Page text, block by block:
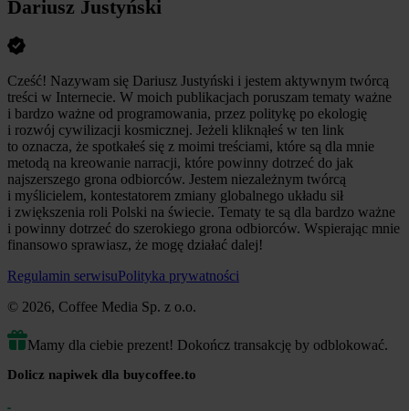
Dariusz Justyński
Cześć! Nazywam się Dariusz Justyński i jestem aktywnym twórcą
treści w Internecie. W moich publikacjach poruszam tematy ważne
i bardzo ważne od programowania, przez politykę po ekologię
i rozwój cywilizacji kosmicznej. Jeżeli kliknąłeś w ten link
to oznacza, że spotkałeś się z moimi treściami, które są dla mnie
metodą na kreowanie narracji, które powinny dotrzeć do jak
najszerszego grona odbiorców. Jestem niezależnym twórcą
i myślicielem, kontestatorem zmiany globalnego układu sił
i zwiększenia roli Polski na świecie. Tematy te są dla bardzo ważne
i powinny dotrzeć do szerokiego grona odbiorców. Wspierając mnie
finansowo sprawiasz, że mogę działać dalej!
Regulamin serwisuPolityka prywatności
© 2026, Coffee Media Sp. z o.o.
Mamy dla ciebie prezent! Dokończ transakcję by odblokować.
Dolicz napiwek dla buycoffee.to